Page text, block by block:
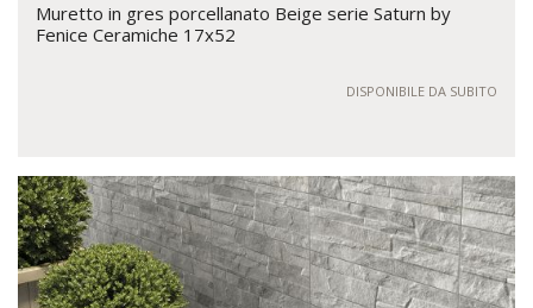
Muretto in gres porcellanato Beige serie Saturn by
Fenice Ceramiche 17x52
DISPONIBILE DA SUBITO